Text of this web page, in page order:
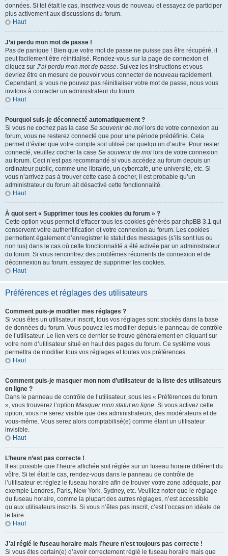
données. Si tel était le cas, inscrivez-vous de nouveau et essayez de participer
plus activement aux discussions du forum.
Haut
J’ai perdu mon mot de passe !
Pas de panique ! Bien que votre mot de passe ne puisse pas être récupéré, il
peut facilement être réinitialisé. Rendez-vous sur la page de connexion et
cliquez sur J’ai perdu mon mot de passe. Suivez les instructions et vous
devriez être en mesure de pouvoir vous connecter de nouveau rapidement.
Cependant, si vous ne pouvez pas réinitialiser votre mot de passe, nous vous
invitons à contacter un administrateur du forum.
Haut
Pourquoi suis-je déconnecté automatiquement ?
Si vous ne cochez pas la case Se souvenir de moi lors de votre connexion au
forum, vous ne resterez connecté que pour une période prédéfinie. Cela
permet d’éviter que votre compte soit utilisé par quelqu’un d’autre. Pour rester
connecté, veuillez cocher la case Se souvenir de moi lors de votre connexion
au forum. Ceci n’est pas recommandé si vous accédez au forum depuis un
ordinateur public, comme une librairie, un cybercafé, une université, etc. Si
vous n’arrivez pas à trouver cette case à cocher, il est probable qu’un
administrateur du forum ait désactivé cette fonctionnalité.
Haut
À quoi sert « Supprimer tous les cookies du forum » ?
Cette option vous permet d’effacer tous les cookies générés par phpBB 3.1 qui
conservent votre authentification et votre connexion au forum. Les cookies
permettent également d’enregistrer le statut des messages (s’ils sont lus ou
non lus) dans le cas où cette fonctionnalité a été activée par un administrateur
du forum. Si vous rencontrez des problèmes récurrents de connexion et de
déconnexion au forum, essayez de supprimer les cookies.
Haut
Préférences et réglages des utilisateurs
Comment puis-je modifier mes réglages ?
Si vous êtes un utilisateur inscrit, tous vos réglages sont stockés dans la base
de données du forum. Vous pouvez les modifier depuis le panneau de contrôle
de l’utilisateur. Le lien vers ce dernier se trouve généralement en cliquant sur
votre nom d’utilisateur situé en haut des pages du forum. Ce système vous
permettra de modifier tous vos réglages et toutes vos préférences.
Haut
Comment puis-je masquer mon nom d’utilisateur de la liste des utilisateurs
en ligne ?
Dans le panneau de contrôle de l’utilisateur, sous les « Préférences du forum
», vous trouverez l’option Masquer mon statut en ligne. Si vous activez cette
option, vous ne serez visible que des administrateurs, des modérateurs et de
vous-même. Vous serez alors comptabilisé(e) comme étant un utilisateur
invisible.
Haut
L’heure n’est pas correcte !
Il est possible que l’heure affichée soit réglée sur un fuseau horaire différent du
vôtre. Si tel était le cas, rendez-vous dans le panneau de contrôle de
l’utilisateur et réglez le fuseau horaire afin de trouver votre zone adéquate, par
exemple Londres, Paris, New York, Sydney, etc. Veuillez noter que le réglage
du fuseau horaire, comme la plupart des autres réglages, n’est accessible
qu’aux utilisateurs inscrits. Si vous n’êtes pas inscrit, c’est l’occasion idéale de
le faire.
Haut
J’ai réglé le fuseau horaire mais l’heure n’est toujours pas correcte !
Si vous êtes certain(e) d’avoir correctement réglé le fuseau horaire mais que